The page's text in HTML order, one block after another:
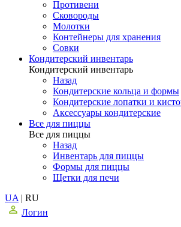
Противени
Сковороды
Молотки
Контейнеры для хранения
Совки
Кондитерский инвентарь
Кондитерский инвентарь
Назад
Кондитерские кольца и формы
Кондитерские лопатки и
Аксессуары кондитерские
Все для пиццы
Все для пиццы
Назад
Инвентарь для пиццы
Формы для пиццы
Щетки для печи
UA | RU
Логин